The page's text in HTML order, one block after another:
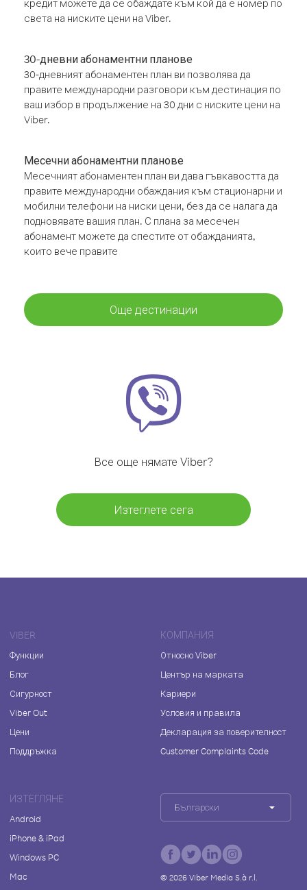
кредит можете да се обаждате към кой да е номер по
света на ниските цени на Viber.
30-дневни абонаментни планове
30-дневният абонаментен план ви позволява да
правите международни разговори към дестинация по
ваш избор в продължение на 30 дни с ниските цени на
Viber.
Месечни абонаментни планове
Месечният абонаментен план ви дава гъвкавостта да
правите международни обаждания към стационарни и
мобилни телефони на ниски цени, без да се налага да
подновявате вашия план. С плана за месечен
абонамент можете да спестите от обажданията,
които вече правите
Още дестинации
Все още нямате Viber?
Изтеглете сега
VIBER
Функции
Блог
Сигурност
Viber Out
Цени
Поддръжка
КОМПАНИЯ
Относно Viber
Център на марката
Кариери
Условия и правила
Декларация за поверителност
Customer Complaints Code
ИЗТЕГЛЯНЕ
Android
iPhone & iPad
Windows PC
Mac
Български
© 2026Viber Media S.à r.l.